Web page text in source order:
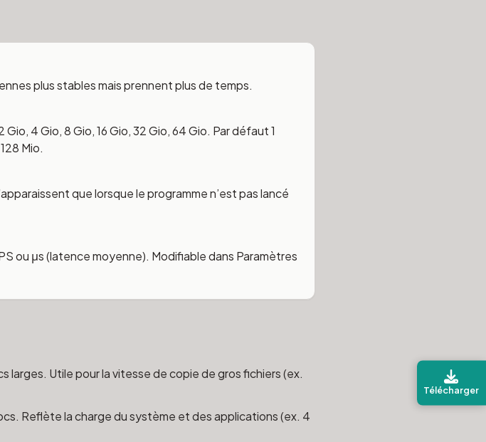
Télécharger
plus stables mais prennent plus de temps.
Gio, 4 Gio, 8 Gio, 16 Gio, 32 Gio, 64 Gio. Par défaut 1
Mio.
que lorsque le programme n’est pas lancé
ou μs (latence moyenne). Modifiable dans Paramètres
Utile pour la vitesse de copie de gros fichiers (ex.
Reflète la charge du système et des applications (ex. 4